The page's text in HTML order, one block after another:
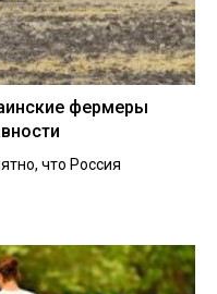
фермеры
что Россия